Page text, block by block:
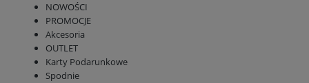
NOWOŚCI
PROMOCJE
Akcesoria
OUTLET
Karty Podarunkowe
Spodnie